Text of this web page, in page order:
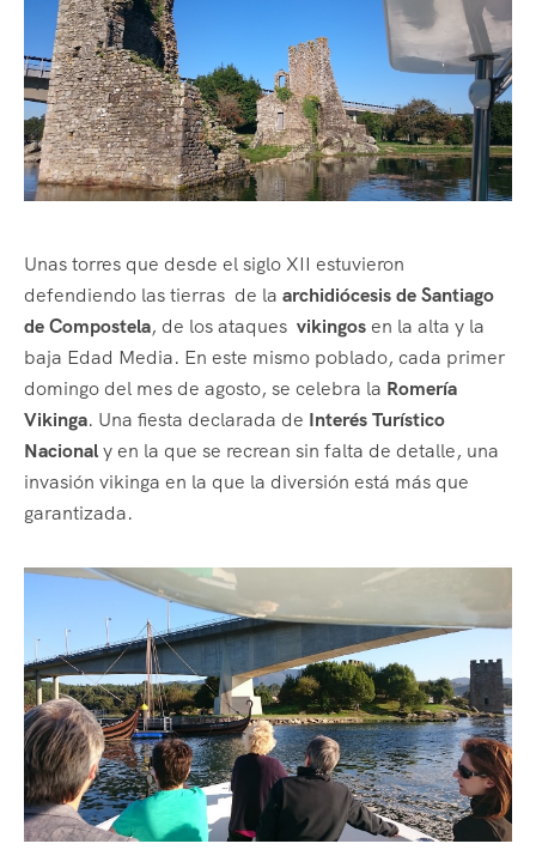
Unas torres que desde el siglo XII estuvieron
defendiendo las tierras de la archidiócesis de Santiago
de Compostela, de los ataques vikingosen la alta y la
baja Edad Media. En este mismo poblado, cada primer
domingo del mes de agosto, se celebra la Romería
Vikinga. Una fiesta declarada de Interés Turístico
Nacionaly en la que se recrean sin falta de detalle, una
invasión vikinga en la que la diversión está más que
garantizada.